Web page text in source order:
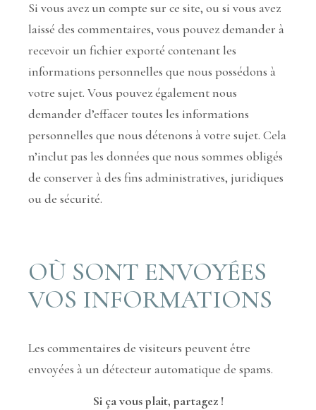
Si vous avez un compte sur ce site, ou si vous avez
laissé des commentaires, vous pouvez demander à
recevoir un fichier exporté contenant les
informations personnelles que nous possédons à
votre sujet. Vous pouvez également nous
demander d’effacer toutes les informations
personnelles que nous détenons à votre sujet. Cela
n’inclut pas les données que nous sommes obligés
de conserver à des fins administratives, juridiques
ou de sécurité.
OÙ SONT ENVOYÉES
VOS INFORMATIONS
Les commentaires de visiteurs peuvent être
envoyées à un détecteur automatique de spams.
Si ça vous plait, partagez !